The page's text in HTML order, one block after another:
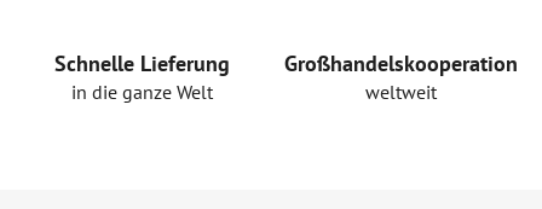
Schnelle Lieferung
in die ganze Welt
Großhandelskooperation
weltweit